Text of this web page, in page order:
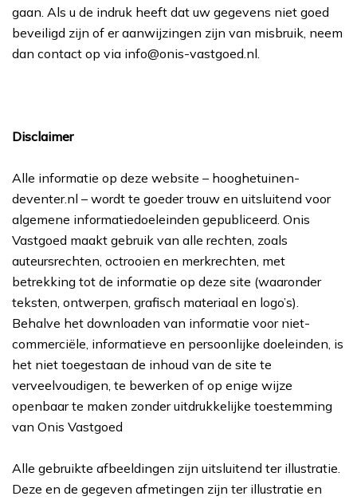
gaan. Als u de indruk heeft dat uw gegevens niet goed
beveiligd zijn of er aanwijzingen zijn van misbruik, neem
dan contact op via info@onis-vastgoed.nl.
Disclaimer
Alle informatie op deze website – hooghetuinen-
deventer.nl – wordt te goeder trouw en uitsluitend voor
algemene informatiedoeleinden gepubliceerd. Onis
Vastgoed maakt gebruik van alle rechten, zoals
auteursrechten, octrooien en merkrechten, met
betrekking tot de informatie op deze site (waaronder
teksten, ontwerpen, grafisch materiaal en logo’s).
Behalve het downloaden van informatie voor niet-
commerciële, informatieve en persoonlijke doeleinden, is
het niet toegestaan de inhoud van de site te
verveelvoudigen, te bewerken of op enige wijze
openbaar te maken zonder uitdrukkelijke toestemming
van Onis Vastgoed
Alle gebruikte afbeeldingen zijn uitsluitend ter illustratie.
Deze en de gegeven afmetingen zijn ter illustratie en